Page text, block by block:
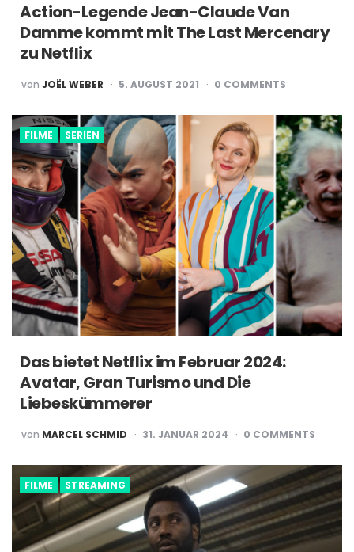
Action-Legende Jean-Claude Van
Damme kommt mit The Last Mercenary
zu Netflix
POSTED
BY
von JOËL WEBER 5. AUGUST 2021 0 COMMENTS
FILME SERIEN
Das bietet Netflix im Februar 2024:
Avatar, Gran Turismo und Die
Liebeskümmerer
POSTED
BY
von MARCEL SCHMID 31. JANUAR 2024 0 COMMENTS
FILME STREAMING